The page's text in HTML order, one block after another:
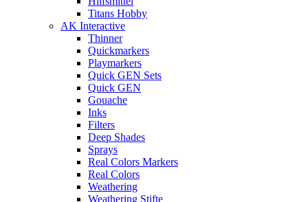
Titans Hobby
AK Interactive
Thinner
Quickmarkers
Playmarkers
Quick GEN Sets
Quick GEN
Gouache
Inks
Filters
Deep Shades
Sprays
Real Colors Markers
Real Colors
Weathering
Weathering Stifte